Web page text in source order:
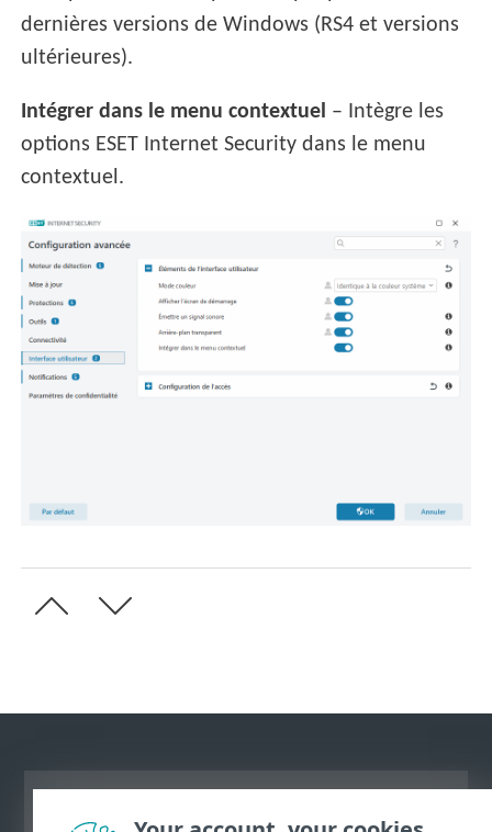
dernières versions de Windows (RS4 et versions
ultérieures).
Intégrer dans le menu contextuel – Intègre les
options ESET Internet Security dans le menu
contextuel.